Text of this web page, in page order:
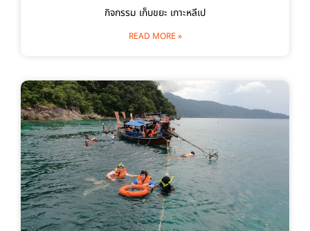
กิจกรรม เก็บขยะ เกาะหลีเป
READ MORE »